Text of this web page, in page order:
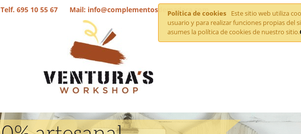
Política de cookies
Este sitio web utiliza
usuario y para realizar funciones propias del
asumes la política de cookies de nuestro sitio.
Telf. 695 10 55 67 Mail: info@complementosdemadera.com